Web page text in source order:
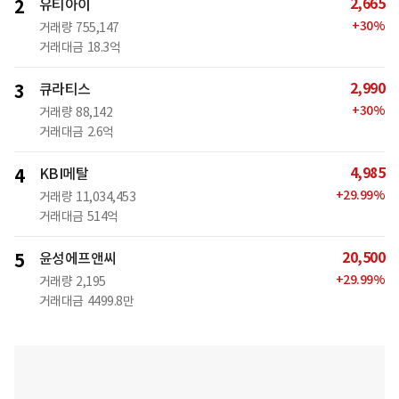
2 유티아이
거래량 755,147
거래대금 18.3억
2,665
+30%
3 큐라티스
거래량 88,142
거래대금 2.6억
2,990
+30%
4 KBI메탈
거래량 11,034,453
거래대금 514억
4,985
+29.99%
5 윤성에프앤씨
거래량 2,195
거래대금 4499.8만
20,500
+29.99%